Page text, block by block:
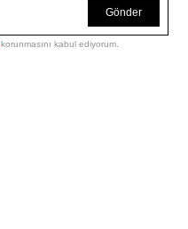
Gönder
korunmasını kabul ediyorum.